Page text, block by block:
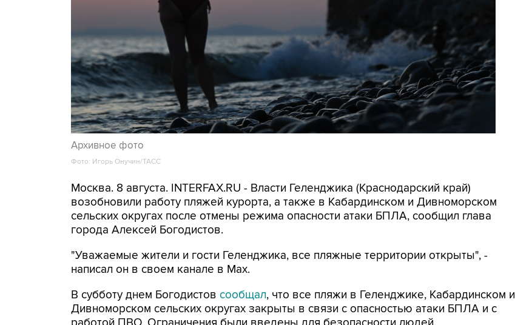
Архивное фото
Фото: Игорь Онучин/ТАСС
Москва. 8 августа. INTERFAX.RU - Власти Геленджика (Краснодарский край)
возобновили работу пляжей курорта, а также в Кабардинском и Дивноморском
сельских округах после отмены режима опасности атаки БПЛА, сообщил глава
города Алексей Богодистов.
"Уважаемые жители и гости Геленджика, все пляжные территории открыты", -
написал он в своем канале в Max.
В субботу днем Богодистов сообщал, что все пляжи в Геленджике, Кабардинском и
Дивноморском сельских округах закрыты в связи с опасностью атаки БПЛА и с